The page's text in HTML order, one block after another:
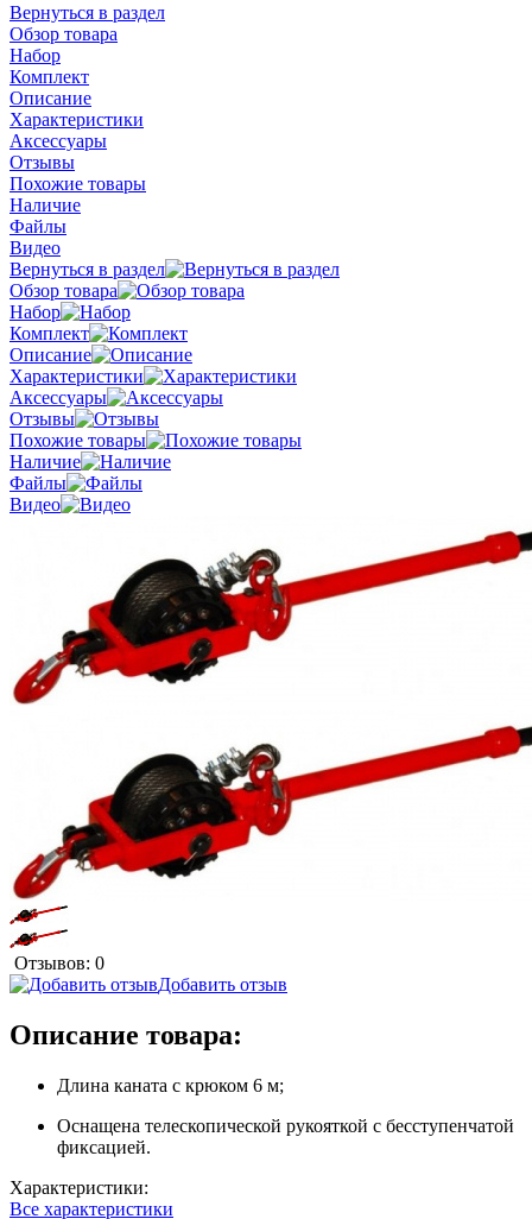
Вернуться в раздел
Обзор товара
Набор
Комплект
Описание
Характеристики
Аксессуары
Отзывы
Похожие товары
Наличие
Файлы
Видео
Вернуться в раздел
Обзор товара
Набор
Комплект
Описание
Характеристики
Аксессуары
Отзывы
Похожие товары
Наличие
Файлы
Видео
Отзывов: 0
Добавить отзыв
Описание товара:
Длина каната с крюком 6 м;
Оснащена телескопической рукояткой с бесступенчатой
фиксацией.
Характеристики:
Все характеристики